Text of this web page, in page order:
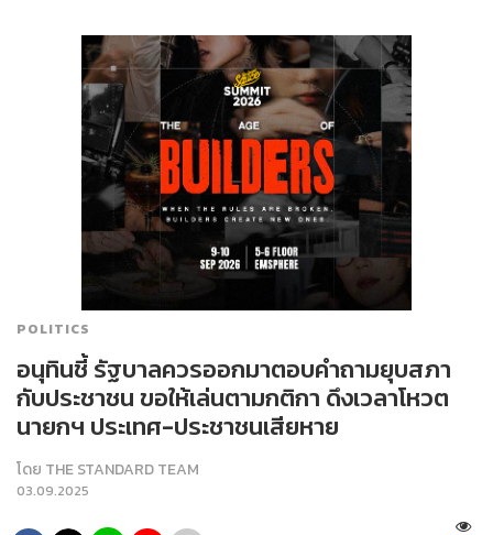
POLITICS
อนุทินชี้ รัฐบาลควรออกมาตอบคำถามยุบสภา
กับประชาชน ขอให้เล่นตามกติกา ดึงเวลาโหวต
นายกฯ ประเทศ-ประชาชนเสียหาย
โดย THE STANDARD TEAM
03.09.2025